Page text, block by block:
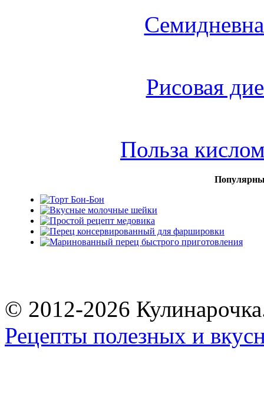
Рисовая
Польза
© 2012-2026
Рецепты полезных и